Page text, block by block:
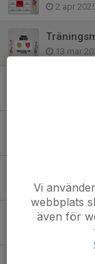
2 apr
13 mar
27 feb
21 feb
Vi
webbplats
även för